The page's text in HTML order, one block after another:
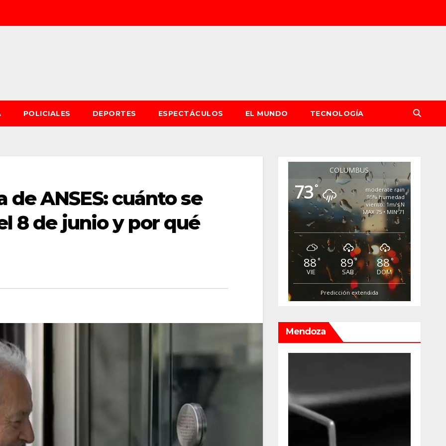
POLICIALES DEPORTES ESPECTÁCULOS EL MUNDO TECNOLOGÍA
ANSES: cuánto se
8 de junio y por qué
COLUMBUS
73°
moderate rain
96% humedad
viento: 1m/s N
MAX 75 • MIN 71
88°
VIE
89°
SAB
88°
DOM
Predicción extendida
Mendoza